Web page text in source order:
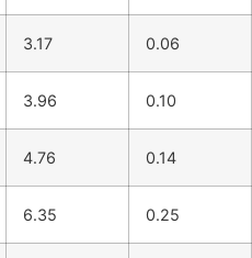
3.17 0.06
3.96 0.10
4.76 0.14
6.35 0.25